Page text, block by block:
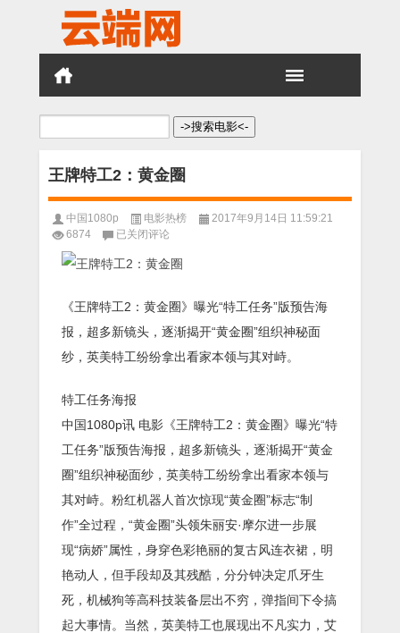
搜
王牌特工2：黄金圈
中国1080p 电影热榜
2017年9月14日 11:59:21
6874
王
特
黄
金
已关闭评论
《王牌特工2：黄金圈》曝光“特工任务”版预告海
报，超多新镜头，逐渐揭开“黄金圈”组织神秘面
纱，英美特工纷纷拿出看家本领与其对峙。
特工任务海报
中国1080p讯 电影《王牌特工2：黄金圈》曝光“特
工任务”版预告海报，超多新镜头，逐渐揭开“黄金
圈”组织神秘面纱，英美特工纷纷拿出看家本领与
其对峙。粉红机器人首次惊现“黄金圈”标志“制
作”全过程，“黄金圈”头领朱丽安·摩尔进一步展
现“病娇”属性，身穿色彩艳丽的复古风连衣裙，明
艳动人，但手段却及其残酷，分分钟决定爪牙生
死，机械狗等高科技装备层出不穷，弹指间下令搞
起大事情。当然，英美特工也展现出不凡实力，艾